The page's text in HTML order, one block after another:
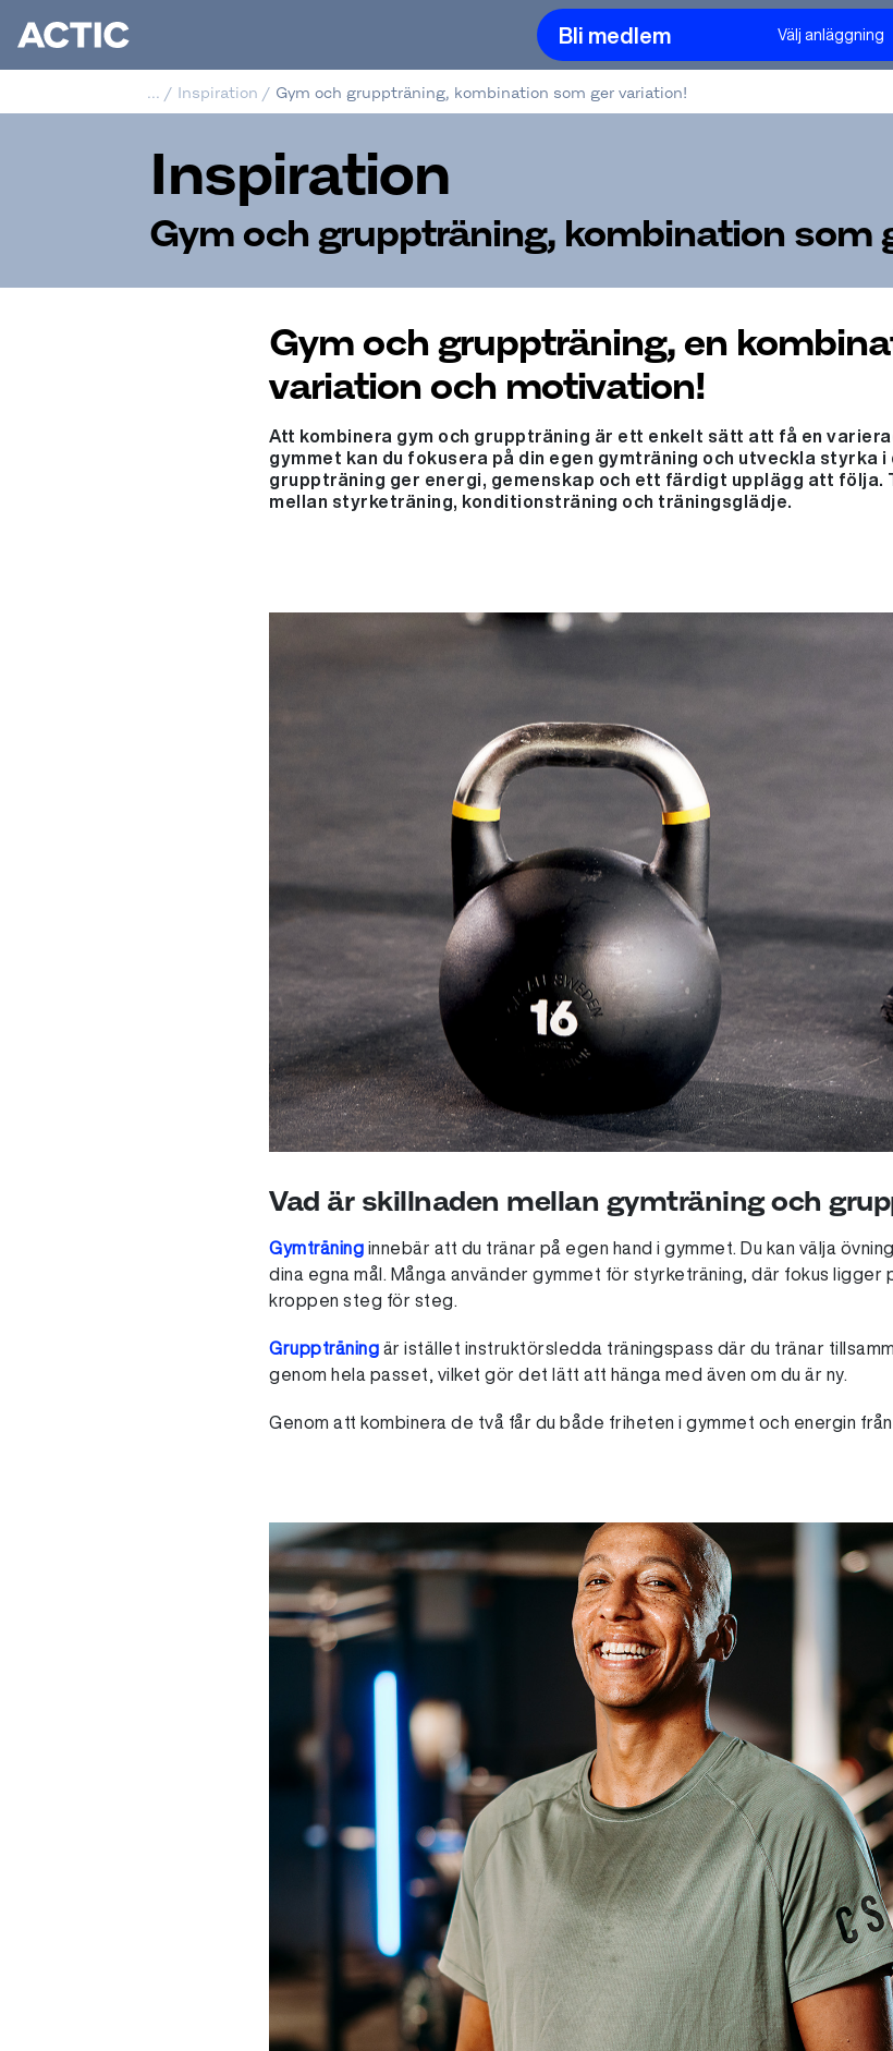
Bli medlem Välj anläggning
... / Inspiration / Gym och gruppträning, kombination som ger variation!
Inspiration
Gym och gruppträning, kombination som
Gym och gruppträning, en
variation och motivation!
Att kombinera gym och gruppträning är ett enkelt sätt att få en
gymmet kan du fokusera på din egen gymträning och utveckla styrka i
gruppträning ger energi, gemenskap och ett färdigt upplägg att följa.
mellan styrketräning, konditionsträning och träningsglädje.
Vad är skillnaden mellan gymträning och
Gymträning innebär att du tränar på egen hand i gymmet. Du kan välja
dina egna mål. Många använder gymmet för styrketräning, där fokus
kroppen steg för steg.
Gruppträning är istället instruktörsledda träningspass där du tränar
genom hela passet, vilket gör det lätt att hänga med även om du är ny.
Genom att kombinera de två får du både friheten i gymmet och energin